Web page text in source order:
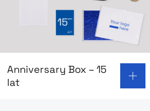
Anniversary Box – 15
lat